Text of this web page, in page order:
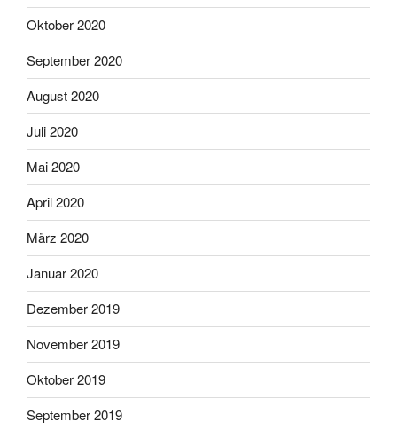
Oktober 2020
September 2020
August 2020
Juli 2020
Mai 2020
April 2020
März 2020
Januar 2020
Dezember 2019
November 2019
Oktober 2019
September 2019